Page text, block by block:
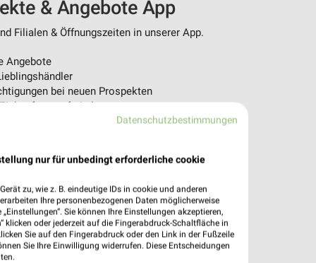
& Angebote App
Filialen & Öffnungszeiten in unserer App.
Angebote
bei neuen Prospekten
stressfrei planen
Datenschutzbestimmungen
nur für unbedingt erforderliche cookie
zu, wie z. B. eindeutige IDs in cookie und anderen
Ihre personenbezogenen Daten möglicherweise
Sie können Ihre Einstellungen akzeptieren,
klicken oder jederzeit auf die Fingerabdruck-Schaltfläche in
Sie auf den Fingerabdruck oder den Link in der Fußzeile
Sie Ihre Einwilligung widerrufen. Diese Entscheidungen